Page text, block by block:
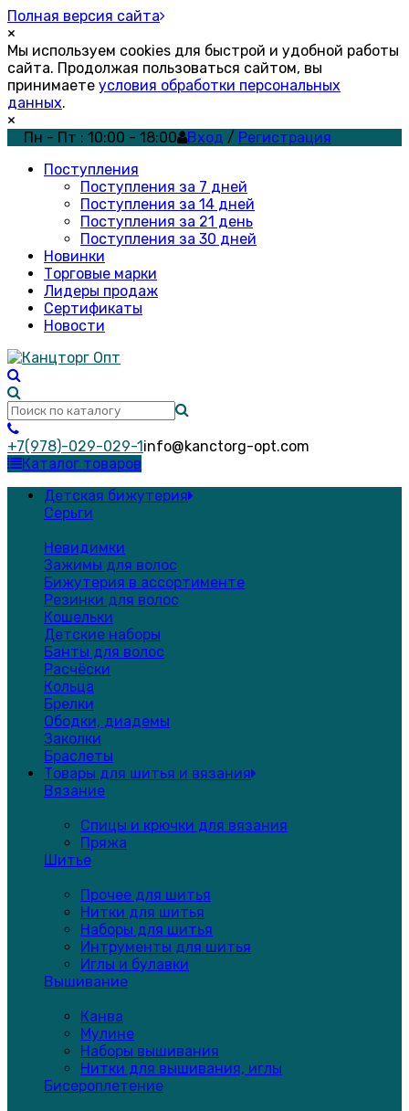
Полная версия сайта
×
Мы используем cookies для быстрой и удобной работы
сайта. Продолжая пользоваться сайтом, вы
принимаете условия обработки персональных
данных.
×
Пн - Пт : 10:00 - 18:00
Вход / Регистрация
Поступления
Поступления за 7 дней
Поступления за 14 дней
Поступления за 21 день
Поступления за 30 дней
Новинки
Торговые марки
Лидеры продаж
Сертификаты
Новости
+7(978)-029-029-1info@kanctorg-opt.com
Каталог товаров
Детская бижутерия
Серьги
Невидимки
Зажимы для волос
Бижутерия в ассортименте
Резинки для волос
Кошельки
Детские наборы
Банты для волос
Расчёски
Кольца
Брелки
Ободки, диадемы
Заколки
Браслеты
Товары для шитья и вязания
Вязание
Спицы и крючки для вязания
Пряжа
Шитье
Прочее для шитья
Нитки для шитья
Наборы для шитья
Интрументы для шитья
Иглы и булавки
Вышивание
Канва
Мулине
Наборы вышивания
Нитки для вышивания, иглы
Бисероплетение